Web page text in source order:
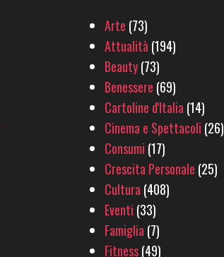
Arte (73)
Attualità (194)
Beauty(73)
Benessere (69)
Cartoline d'Italia (14)
Cinema e Spettacoli (26)
Consumi (17)
Crescita Personale (25)
Cultura (408)
Eventi (33)
Famiglia (7)
Fitness(49)